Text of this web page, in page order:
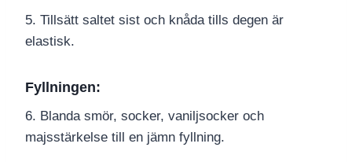
5. Tillsätt saltet sist och knåda tills degen är
elastisk.
Fyllningen:
6. Blanda smör, socker, vaniljsocker och
majsstärkelse till en jämn fyllning.